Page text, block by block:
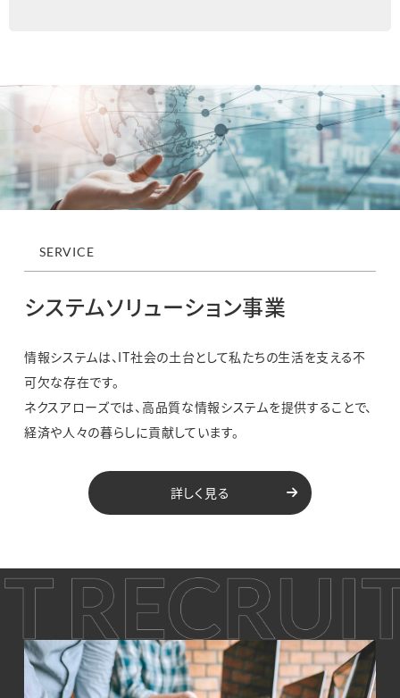
SERVICE
システムソリューション事業
情報システムは、IT社会の土台として私たちの生活を支える不
可欠な存在です。
ネクスアローズでは、高品質な情報システムを提供することで、
経済や人々の暮らしに貢献しています。
詳しく見る